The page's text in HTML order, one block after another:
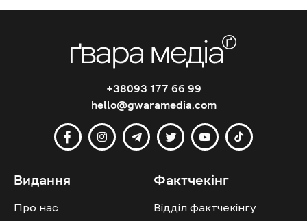
+38093 177 66 99
hello@gwaramedia.com
Видання
Про нас
Фактчекінг
Відділ фактчекінгу